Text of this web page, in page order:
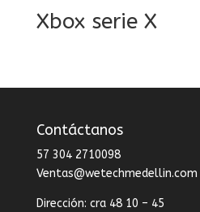
Xbox serie X
Contáctanos
57 304 2710098
Ventas@wetechmedellin.com
Dirección: cra 48 10 – 45